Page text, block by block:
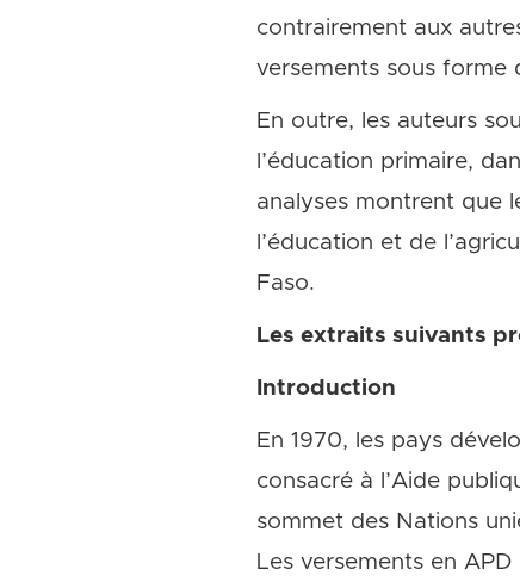
contrairement aux
versements sous forme
En outre, les auteurs
l’éducation primaire,
analyses montrent que
l’éducation et de
Faso.
Les extraits suivants
Introduction
En 1970, les pays
consacré à l’Aide
sommet des Nations
Les versements en